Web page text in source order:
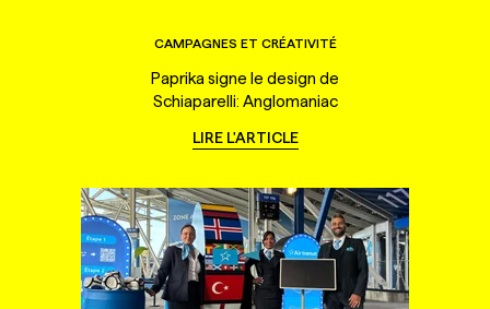
CAMPAGNES ET CRÉATIVITÉ
Paprika signe le design de
Schiaparelli: Anglomaniac
LIRE L'ARTICLE